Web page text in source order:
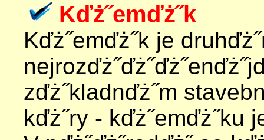
Kďż˝emďż˝k
Kďż˝emďż˝k je
zďż˝kladnďż˝m
kďż˝ry - kďż˝emďż˝ku